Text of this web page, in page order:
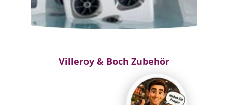
Villeroy & Boch Zubehör